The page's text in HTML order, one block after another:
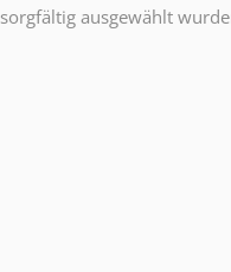
ausgewählt